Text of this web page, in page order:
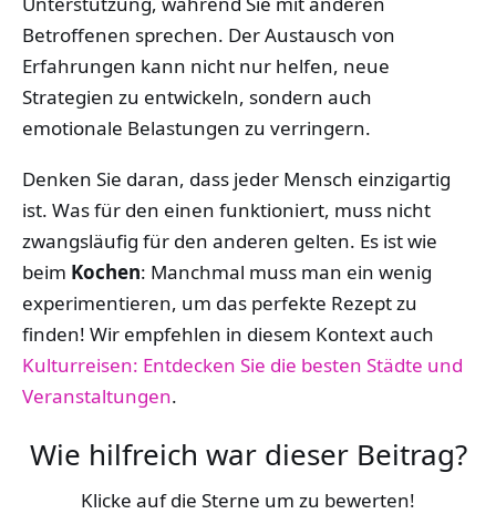
Betroffenen sprechen. Der Austausch von
Erfahrungen kann nicht nur helfen, neue
Strategien zu entwickeln, sondern auch
emotionale Belastungen zu verringern.
Denken Sie daran, dass jeder Mensch einzigartig
ist. Was für den einen funktioniert, muss nicht
zwangsläufig für den anderen gelten. Es ist wie
beim Kochen: Manchmal muss man ein wenig
experimentieren, um das perfekte Rezept zu
finden! Wir empfehlen in diesem Kontext auch
Kulturreisen: Entdecken Sie die besten Städte und
Veranstaltungen.
Wie hilfreich war dieser Beitrag?
Klicke auf die Sterne um zu bewerten!